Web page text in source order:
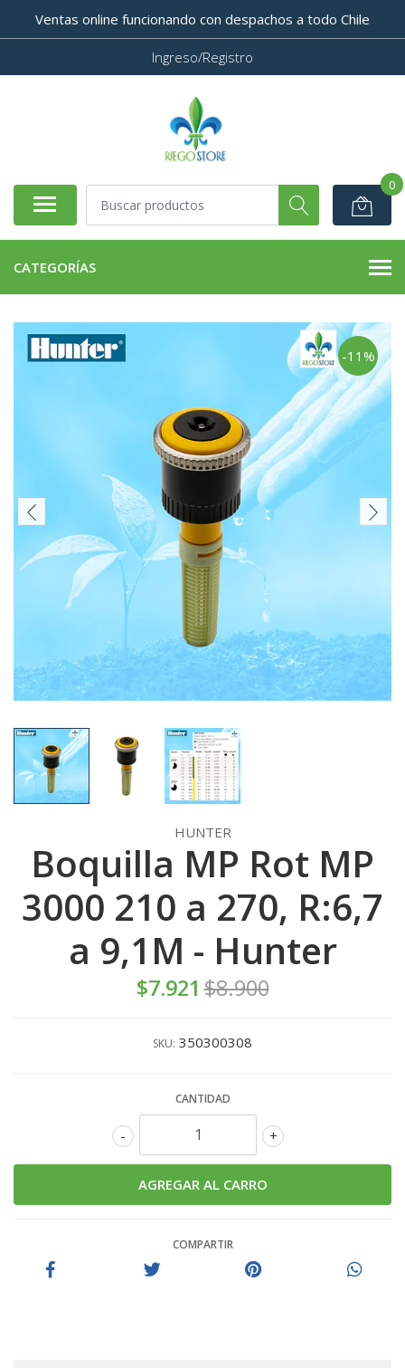
Ventas online funcionando con despachos a todo Chile
Ingreso/Registro
0
CATEGORÍAS
-11%
HUNTER
Boquilla MP Rot MP
3000 210 a 270, R:6,7
a 9,1M - Hunter
$7.921 $8.900
SKU: 350300308
CANTIDAD
+
-
COMPARTIR